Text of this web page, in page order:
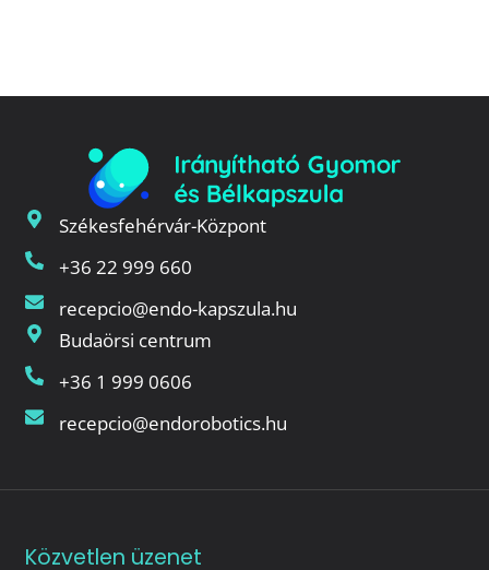
Székesfehérvár-Központ
+36 22 999 660
recepcio@endo-kapszula.hu
Budaörsi centrum
+36 1 999 0606
recepcio@endorobotics.hu
Közvetlen üzenet